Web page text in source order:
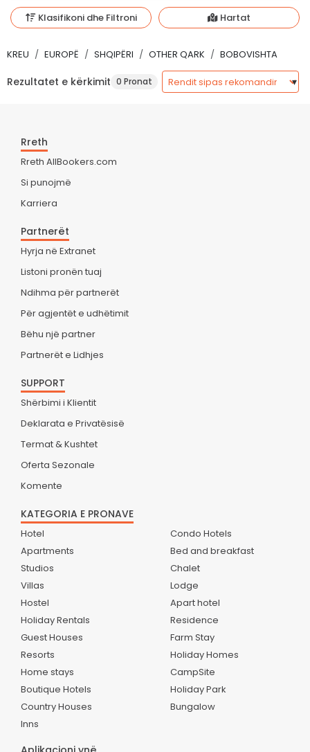
Klasifikoni dhe Filtroni Hartat
KREU EUROPË SHQIPËRI OTHER QARK BOBOVISHTA
Rezultatet e kërkimit 0 Pronat
Rreth
Rreth AllBookers.com
Si punojmë
Karriera
Partnerët
Hyrja në Extranet
Listoni pronën tuaj
Ndihma për partnerët
Për agjentët e udhëtimit
Bëhu një partner
Partnerët e Lidhjes
SUPPORT
Shërbimi i Klientit
Deklarata e Privatësisë
Termat & Kushtet
Oferta Sezonale
Komente
KATEGORIA E PRONAVE
Hotel
Apartments
Studios
Villas
Hostel
Holiday Rentals
Guest Houses
Resorts
Home stays
Boutique Hotels
Country Houses
Inns
Condo Hotels
Bed and breakfast
Chalet
Lodge
Apart hotel
Residence
Farm Stay
Holiday Homes
CampSite
Holiday Park
Bungalow